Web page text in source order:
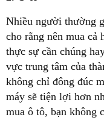
Nhiều người thường
cho rằng nên mua cả
thực sự cần chúng
vực trung tâm của
không chỉ đông đúc
máy sẽ tiện lợi hơn
mua ô tô, bạn không